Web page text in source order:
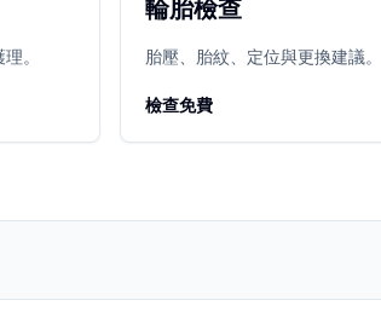
。
輪胎檢查
胎壓、胎紋、定位與更換建議。
檢查免費